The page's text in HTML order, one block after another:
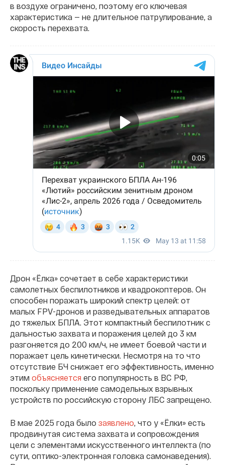
в воздухе ограничено, поэтому его ключевая
характеристика — не длительное патрулирование, а
скорость перехвата.
Дрон «Ёлка» сочетает в себе характеристики
самолетных беспилотников и квадрокоптеров. Он
способен поражать широкий спектр целей: от
малых FPV-дронов и разведывательных аппаратов
до тяжелых БПЛА. Этот компактный беспилотник с
дальностью захвата и поражения целей до 3 км
разгоняется до 200 км/ч, не имеет боевой части и
поражает цель кинетически. Несмотря на то что
отсутствие БЧ снижает его эффективность, именно
этим объясняется его популярность в ВС РФ,
поскольку применение самодельных взрывных
устройств по российскую сторону ЛБС запрещено.
В мае 2025 года было заявлено , что у «Ёлки» есть
продвинутая система захвата и сопровождения
цели с элементами искусственного интеллекта (по
сути, оптико-электронная головка самонаведения).